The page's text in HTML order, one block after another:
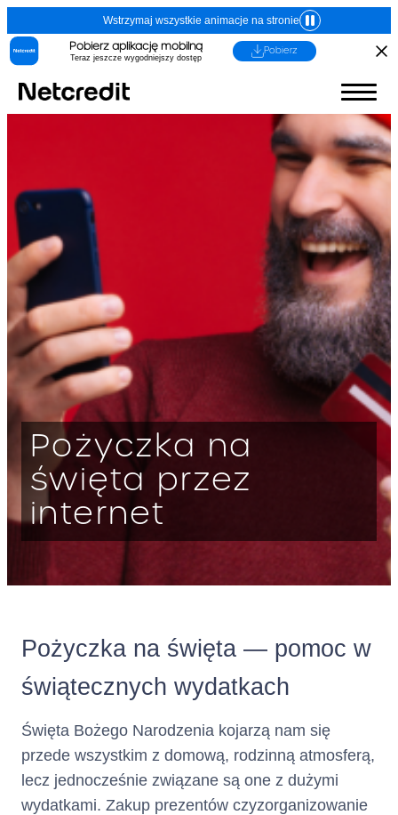
Wstrzymaj wszystkie animacje na stronie
Pobierz aplikację mobilną
Teraz jeszcze wygodniejszy dostęp
Pobierz
Poż‌‌‌‌yczka na
święta przez
internet
Pożyczka na święta — pomoc w
świątecznych wydatkach
Święta Bożego Narodzenia kojarzą nam się
przede wszystkim z domową, rodzinną atmosferą,
lecz jednocześnie związane są one z dużymi
wydatkami. Zakup prezentów czyzorganizowanie